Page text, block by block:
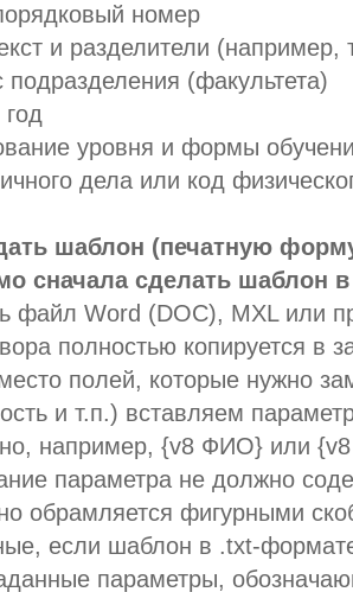
номер
и разделители (например,
(факультета)
уровня и формы
дела или код
шаблон (печатную
сначала сделать шаблон
файл Word (DOC), MXL или
полностью копируется в
полей, которые нужно
и т.п.) вставляем
например, {v8 ФИО} или
параметра не должно
обрамляется фигурными
если шаблон в .txt-
параметры,